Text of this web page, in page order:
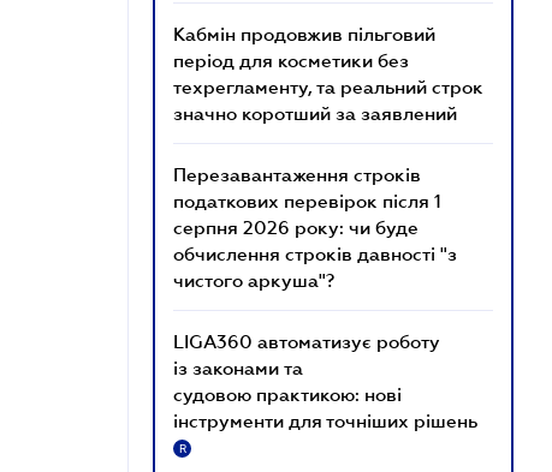
Кабмін продовжив пільговий
період для косметики без
техрегламенту, та реальний строк
значно коротший за заявлений
Перезавантаження строків
податкових перевірок після 1
серпня 2026 року: чи буде
обчислення строків давності "з
чистого аркуша"?
LIGA360 автоматизує роботу
із законами та
судовою практикою: нові
інструменти для точніших рішень
R